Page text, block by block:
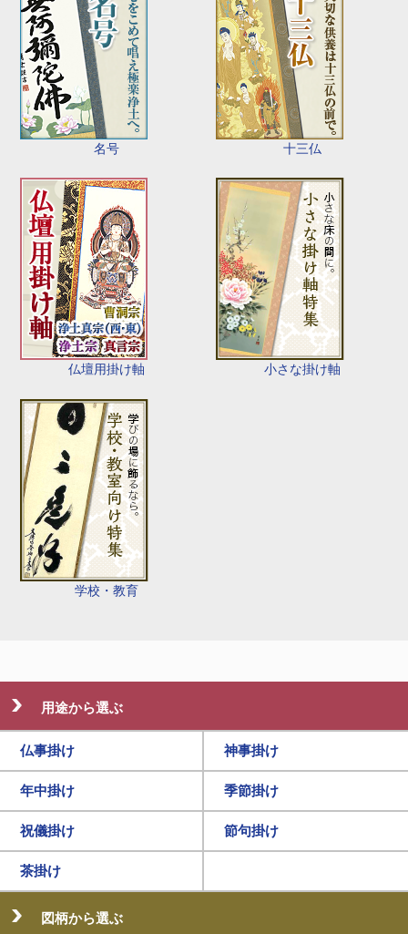
名号 十三仏
仏壇用掛け軸 小さな掛け軸
学校・教育
用途から選ぶ
仏事掛け 神事掛け
年中掛け 季節掛け
祝儀掛け 節句掛け
茶掛け
図柄から選ぶ